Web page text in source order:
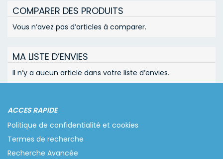
COMPARER DES PRODUITS
Vous n’avez pas d’articles à comparer.
MA LISTE D’ENVIES
Il n’y a aucun article dans votre liste d’envies.
ACCES RAPIDE
Politique de confidentialité et cookies
Termes de recherche
Recherche Avancée